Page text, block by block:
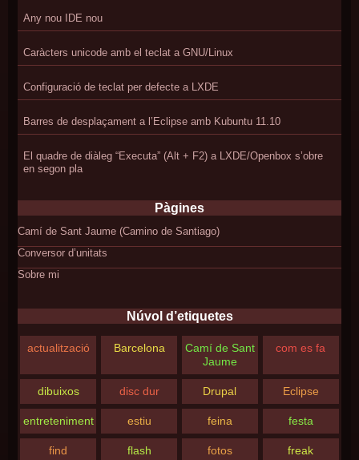
Any nou IDE nou
Caràcters unicode amb el teclat a GNU/Linux
Configuració de teclat per defecte a LXDE
Barres de desplaçament a l’Eclipse amb Kubuntu 11.10
El quadre de diàleg “Executa” (Alt + F2) a LXDE/Openbox s’obre
en segon pla
Pàgines
Camí de Sant Jaume (Camino de Santiago)
Conversor d’unitats
Sobre mi
Núvol d’etiquetes
actualització Barcelona
Camí de Sant
Jaume
com es fa
dibuixos disc dur Drupal Eclipse
entreteniment estiu feina festa
find flash fotos freak